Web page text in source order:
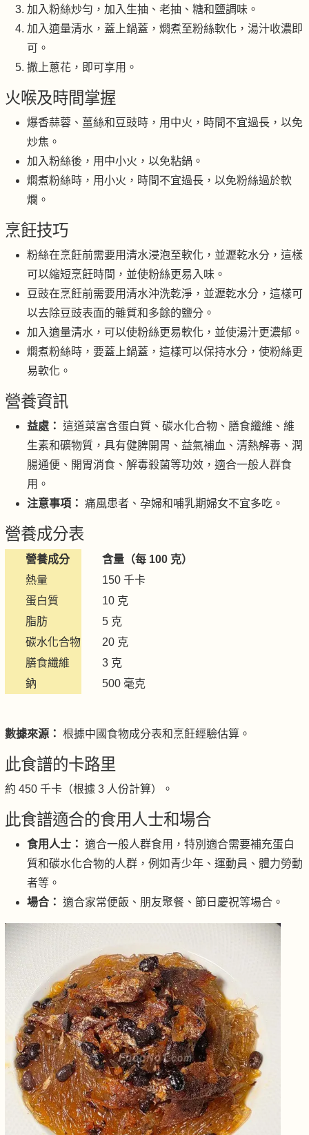
加入粉絲炒勻，加入生抽、老抽、糖和鹽調味。
加入適量清水，蓋上鍋蓋，燜煮至粉絲軟化，湯汁收濃即
可。
撒上蔥花，即可享用。
火喉及時間掌握
爆香蒜蓉、薑絲和豆豉時，用中火，時間不宜過長，以免
炒焦。
加入粉絲後，用中小火，以免粘鍋。
燜煮粉絲時，用小火，時間不宜過長，以免粉絲過於軟
爛。
烹飪技巧
粉絲在烹飪前需要用清水浸泡至軟化，並瀝乾水分，這樣
可以縮短烹飪時間，並使粉絲更易入味。
豆豉在烹飪前需要用清水沖洗乾淨，並瀝乾水分，這樣可
以去除豆豉表面的雜質和多餘的鹽分。
加入適量清水，可以使粉絲更易軟化，並使湯汁更濃郁。
燜煮粉絲時，要蓋上鍋蓋，這樣可以保持水分，使粉絲更
易軟化。
營養資訊
益處： 這道菜富含蛋白質、碳水化合物、膳食纖維、維
生素和礦物質，具有健脾開胃、益氣補血、清熱解毒、潤
腸通便、開胃消食、解毒殺菌等功效，適合一般人群食
用。
注意事項： 痛風患者、孕婦和哺乳期婦女不宜多吃。
營養成分表
營養成分
含量（每 100 克）
熱量
150 千卡
蛋白質
10 克
脂肪
5 克
碳水化合物
20 克
膳食纖維
3 克
鈉
500 毫克
數據來源： 根據中國食物成分表和烹飪經驗估算。
此食譜的卡路里
約 450 千卡（根據 3 人份計算）。
此食譜適合的食用人士和場合
食用人士： 適合一般人群食用，特別適合需要補充蛋白
質和碳水化合物的人群，例如青少年、運動員、體力勞動
者等。
場合： 適合家常便飯、朋友聚餐、節日慶祝等場合。